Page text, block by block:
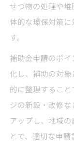
せつ物の処理や
体的な環保対策
す。
補助金申請のポ
化し、補助の対
的に整理するこ
ジの新設・改修
アップし、地域
とで、適切な申請